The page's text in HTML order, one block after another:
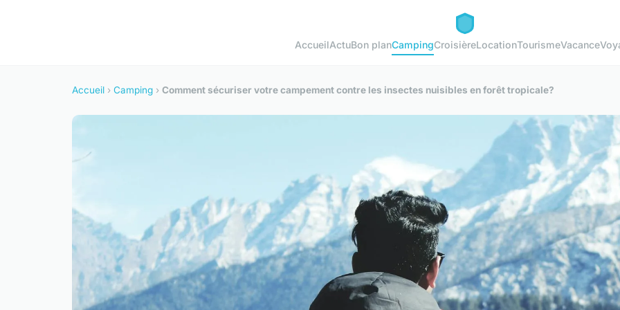
AccueilActuBon planCampingCroisièreLocationTourismeVacance
Accueil › Camping › Comment sécuriser votre campement contre les insectes nuisibles en forêt tropicale?